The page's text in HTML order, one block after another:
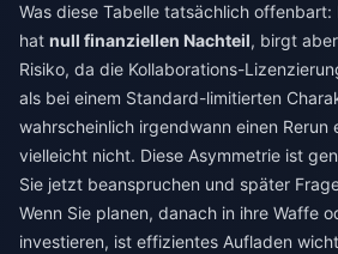
Was diese Tabelle tatsächlich offenbart:
hat null finanziellen Nachteil, birgt
Risiko, da die Kollaborations-
als bei einem Standard-limitierten
wahrscheinlich irgendwann einen Rerun
vielleicht nicht. Diese Asymmetrie ist
Sie jetzt beanspruchen und später
Wenn Sie planen, danach in ihre Waffe
investieren, ist effizientes Aufladen